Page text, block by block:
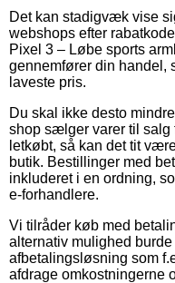
Det kan stadigvæk vise
webshops efter
Pixel 3 – Løbe sports
gennemfører din handel,
laveste pris.
Du skal ikke desto
shop sælger varer til
letkøbt, så kan det tit
butik. Bestillinger med
inkluderet i en ordning,
e-forhandlere.
Vi tilråder køb med
alternativ mulighed
afbetalingsløsning som
afdrage omkostningerne